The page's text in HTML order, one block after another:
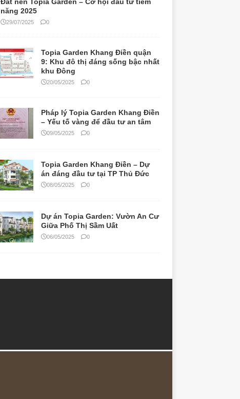
năng 2025
29/07/2025 0
Topia Garden Khang Điền quận
9: Khu đô thị đáng sống bậc nhất
khu Đông
20/05/2025 0
Pháp lý Topia Garden Khang Điền
– Yếu tố vàng để đầu tư an tâm
09/05/2025 0
Topia Garden Khang Điền – Dự
án đáng đầu tư tại TP Thủ Đức
08/05/2025 0
Dự án Topia Garden: Vườn An Cư
Giữa Phố Thị Sầm Uất
06/05/2025 0